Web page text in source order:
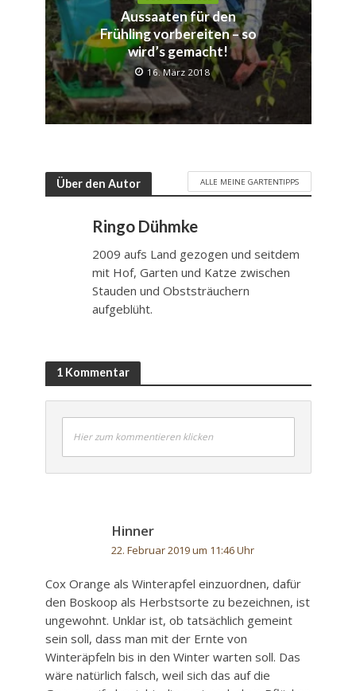
Aussaaten für den
Frühling vorbereiten – so
wird’s gemacht!
16. März 2018
Über den Autor ALLE MEINE GARTENTIPPS
Ringo Dühmke
2009 aufs Land gezogen und seitdem
mit Hof, Garten und Katze zwischen
Stauden und Obststräuchern
aufgeblüht.
1 Kommentar
Hier zum kommentieren klicken
Hinner
22. Februar 2019 um 11:46 Uhr
Cox Orange als Winterapfel einzuordnen, dafür
den Boskoop als Herbstsorte zu bezeichnen, ist
ungewohnt. Unklar ist, ob tatsächlich gemeint
sein soll, dass man mit der Ernte von
Winteräpfeln bis in den Winter warten soll. Das
wäre natürlich falsch, weil sich das auf die